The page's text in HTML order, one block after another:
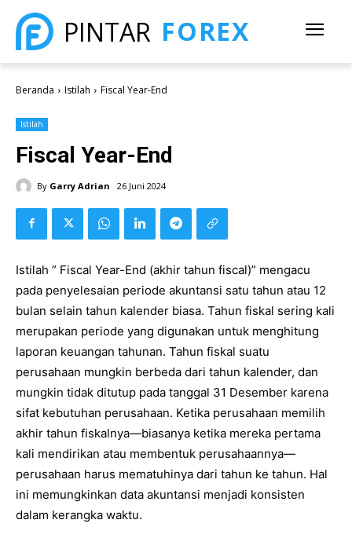
PINTAR FOREX
Beranda Istilah Fiscal Year-End
Istilah
Fiscal Year-End
By Garry Adrian 26 Juni 2024
Istilah ” Fiscal Year-End (akhir tahun fiscal)” mengacu
pada penyelesaian periode akuntansi satu tahun atau 12
bulan selain tahun kalender biasa. Tahun fiskal sering kali
merupakan periode yang digunakan untuk menghitung
laporan keuangan tahunan. Tahun fiskal suatu
perusahaan mungkin berbeda dari tahun kalender, dan
mungkin tidak ditutup pada tanggal 31 Desember karena
sifat kebutuhan perusahaan. Ketika perusahaan memilih
akhir tahun fiskalnya—biasanya ketika mereka pertama
kali mendirikan atau membentuk perusahaannya—
perusahaan harus mematuhinya dari tahun ke tahun. Hal
ini memungkinkan data akuntansi menjadi konsisten
dalam kerangka waktu.